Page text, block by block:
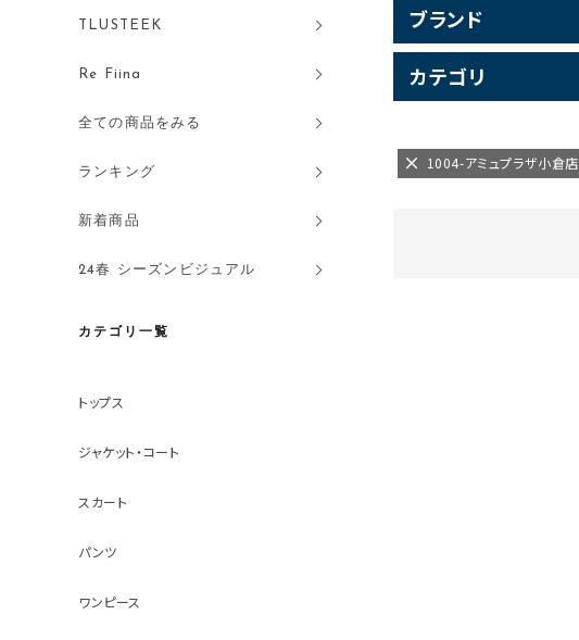
TLUSTEEK
Re Fiina
全ての商品をみる
ランキング
新着商品
24春 シーズンビジュアル
カテゴリ一覧
トップス
ジャケット・コート
スカート
パンツ
ワンピース
ブランド
カテゴリ
1004-アミュプラザ小倉店